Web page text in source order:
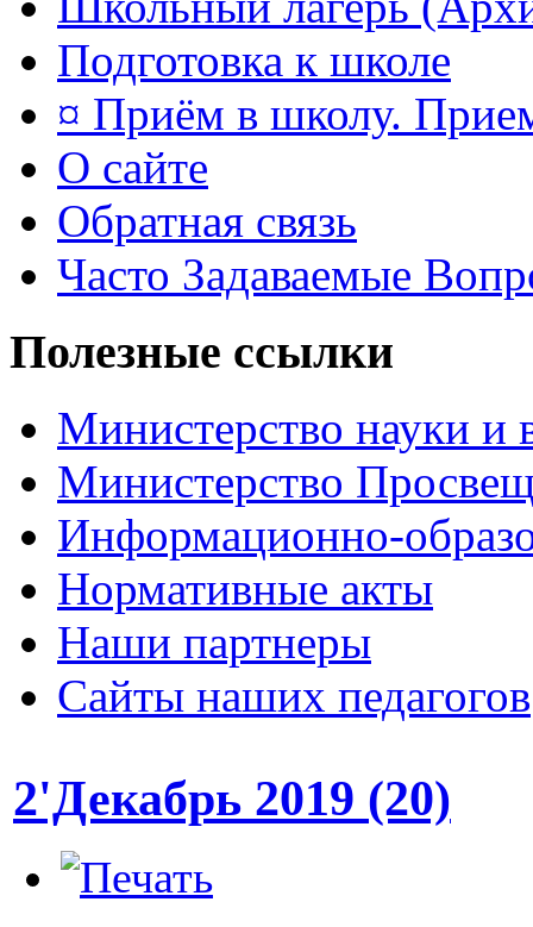
Подготовка к школе
¤ Приём в школу.
О сайте
Обратная связь
Часто Задаваемые
Полезные ссылки
Министерство науки и
Министерство
Информационно-
Нормативные акты
Наши партнеры
Сайты наших педагогов
2'Декабрь 2019 (20)